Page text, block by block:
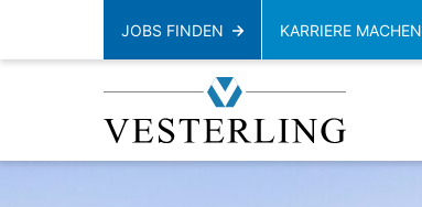
JOBS FINDEN KARRIERE MACHEN